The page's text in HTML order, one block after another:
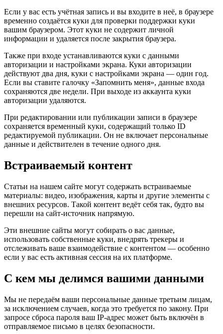
Если у вас есть учётная запись и вы входите в неё, в браузере
временно создаётся куки для проверки поддержки куки
вашим браузером. Этот куки не содержит личной
информации и удаляется после закрытия браузера.
Также при входе устанавливаются куки с данными
авторизации и настройками экрана. Куки авторизации
действуют два дня, куки с настройками экрана — один год.
Если вы ставите галочку «Запомнить меня», данные входа
сохраняются две недели. При выходе из аккаунта куки
авторизации удаляются.
При редактировании или публикации записи в браузере
сохраняется временный куки, содержащий только ID
редактируемой публикации. Он не включает персональные
данные и действителен в течение одного дня.
Встраиваемый контент
Статьи на нашем сайте могут содержать встраиваемые
материалы: видео, изображения, карты и другие элементы с
внешних ресурсов. Такой контент ведёт себя так, будто вы
перешли на сайт-источник напрямую.
Эти внешние сайты могут собирать о вас данные,
использовать собственные куки, внедрять трекеры и
отслеживать ваше взаимодействие с контентом — особенно
если у вас есть активная сессия на их платформе.
С кем мы делимся вашими данными
Мы не передаём ваши персональные данные третьим лицам,
за исключением случаев, когда это требуется по закону. При
запросе сброса пароля ваш IP-адрес может быть включён в
отправляемое письмо в целях безопасности.